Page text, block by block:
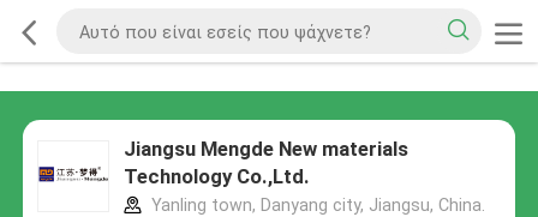
Jiangsu Mengde New materials
Technology Co.,Ltd.
Yanling town, Danyang city, Jiangsu, China.